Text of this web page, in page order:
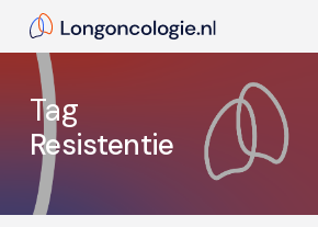
contentTag
Resistentie